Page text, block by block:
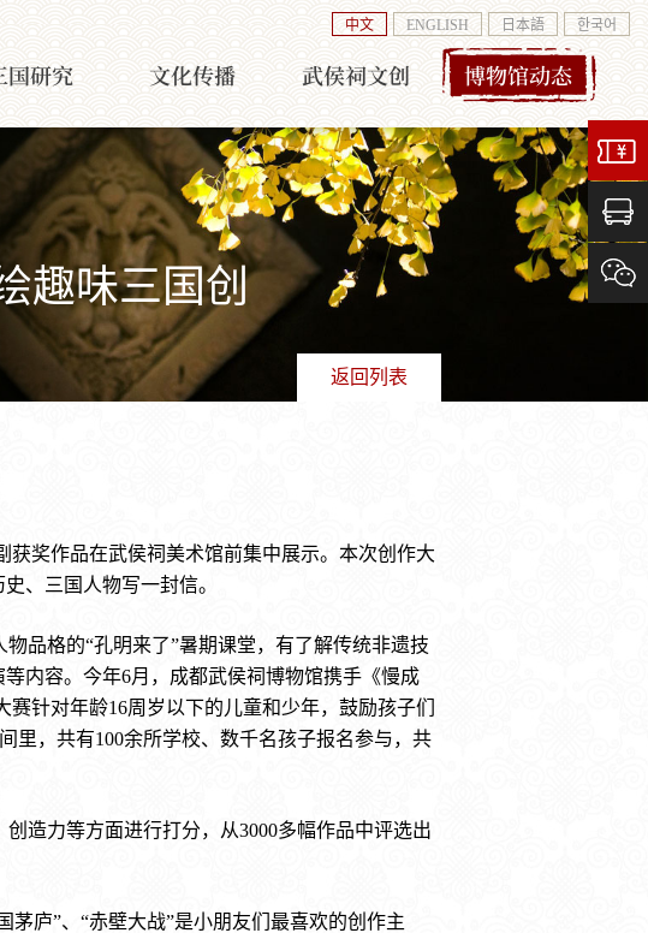
国研究 文化传播 武侯祠文创 博物馆动态
中文 ENGLISH 日本語 한국어
趣味三国创
返回列表
获奖作品在武侯祠美术馆前集中展示。本次创作大
、三国人物写一封信。
品格的“孔明来了”暑期课堂，有了解传统非遗技
内容。今年6月，成都武侯祠博物馆携手《慢成
针对年龄16周岁以下的儿童和少年，鼓励孩子们
里，共有100余所学校、数千名孩子报名参与，共
造力等方面进行打分，从3000多幅作品中评选出
茅庐”、“赤壁大战”是小朋友们最喜欢的创作主